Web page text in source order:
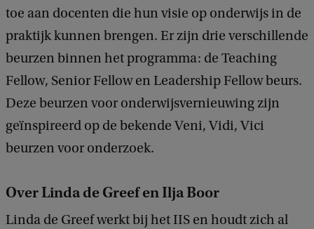
toe aan docenten die hun visie op onderwijs in de
praktijk kunnen brengen. Er zijn drie verschillende
beurzen binnen het programma: de Teaching
Fellow, Senior Fellow en Leadership Fellow beurs.
Deze beurzen voor onderwijsvernieuwing zijn
geïnspireerd op de bekende Veni, Vidi, Vici
beurzen voor onderzoek.
Over Linda de Greef en Ilja Boor
Linda de Greef werkt bij het IIS en houdt zich al